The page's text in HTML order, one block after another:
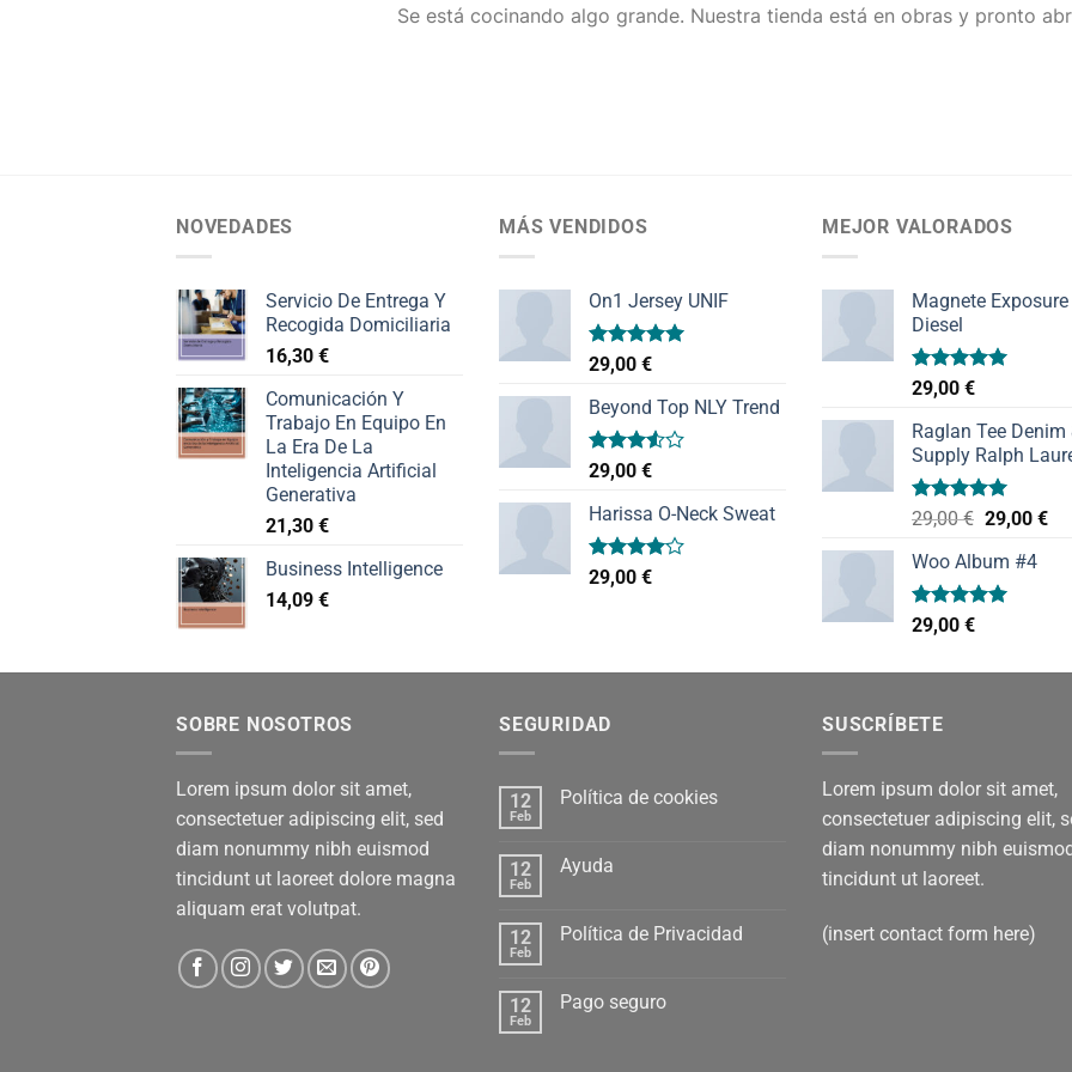
Se está cocinando algo grande. Nuestra tienda está en obras y pronto
NOVEDADES
Servicio De Entrega Y
Recogida Domiciliaria
16,30 €
Comunicación Y
Trabajo En Equipo En
La Era De La
Inteligencia Artificial
Generativa
21,30 €
Business Intelligence
14,09 €
MÁS VENDIDOS
On1 Jersey UNIF
Valorado
con
de 5
29,00 €
Beyond Top NLY Trend
Valorado
con
3.50de
5
29,00 €
Harissa O-Neck Sweat
Valorado
con
29,00 €
MEJOR VALORADOS
Magnete Exposure
Diesel
Valorado
con
de 5
29,00 €
Raglan Tee Denim
Supply Ralph
Valorado
de 5
29,00€ El
original
era:
29,00 €El
Woo Album #4
Valorado
con
29,00 €
SOBRE NOSOTROS
Lorem ipsum dolor sit amet,
consectetuer adipiscing elit, sed
diam nonummy nibh euismod
tincidunt ut laoreet dolore magna
aliquam erat volutpat.
SEGURIDAD
12
Feb
Política de cookies
12
Feb
Ayuda
12
Feb
Política de Privacidad
12
Feb
Pago seguro
SUSCRÍBETE
Lorem ipsum dolor sit amet,
consectetuer adipiscing elit,
diam nonummy nibh euismod
tincidunt ut laoreet.
(insert contact form here)